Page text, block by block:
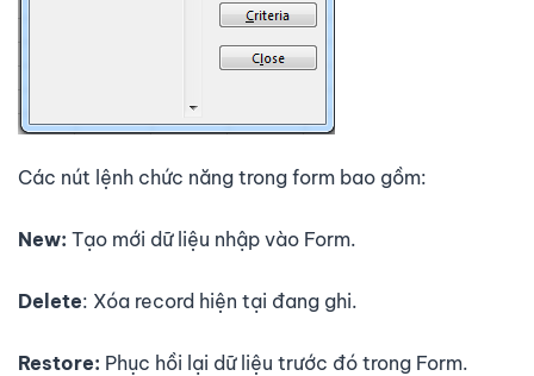
Các nút lệnh chức năng trong form bao gồm:
New: Tạo mới dữ liệu nhập vào Form.
Delete: Xóa record hiện tại đang ghi.
Restore: Phục hồi lại dữ liệu trước đó trong Form.